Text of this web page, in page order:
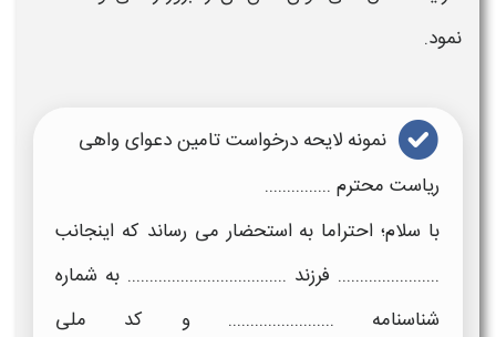
نمود.
نمونه لایحه درخواست تامین دعوای واهی
ریاست محترم ...............
با سلام؛ احتراما به استحضار می رساند که اینجانب
....................... فرزند .................................... به شماره
شناسنامه ........................ و کد ملی